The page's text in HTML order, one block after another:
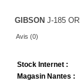
GIBSON J-185
Avis (0)
Stock Internet :
Magasin Nantes :